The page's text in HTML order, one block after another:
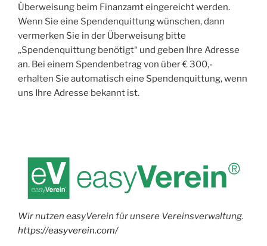
Überweisung beim Finanzamt eingereicht werden.
Wenn Sie eine Spendenquittung wünschen, dann
vermerken Sie in der Überweisung bitte
„Spendenquittung benötigt“ und geben Ihre Adresse
an. Bei einem Spendenbetrag von über € 300,-
erhalten Sie automatisch eine Spendenquittung, wenn
uns Ihre Adresse bekannt ist.
Wir nutzen easyVerein für unsere Vereinsverwaltung.
https://easyverein.com/